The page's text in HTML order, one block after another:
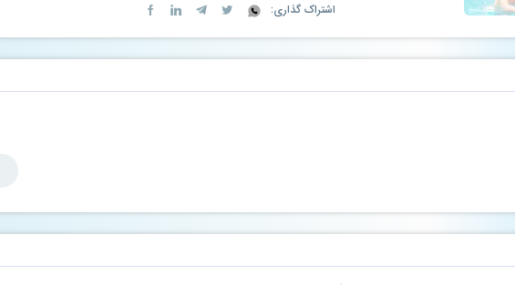
اشتراک گذاری: